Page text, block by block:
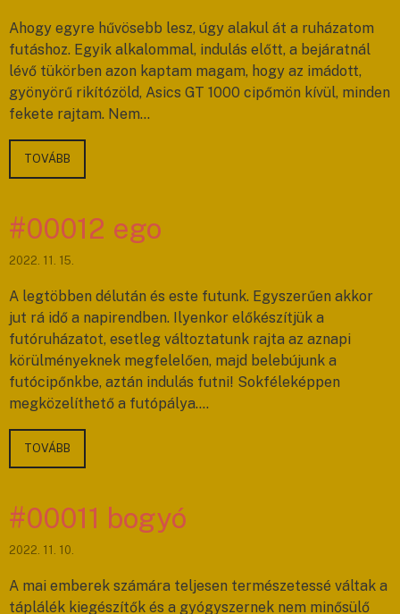
Ahogy egyre hűvösebb lesz, úgy alakul át a ruházatom
futáshoz. Egyik alkalommal, indulás előtt, a bejáratnál
lévő tükörben azon kaptam magam, hogy az imádott,
gyönyörű rikítózöld, Asics GT 1000 cipőmön kívül, minden
fekete rajtam. Nem…
TOVÁBB
#00012 ego
2022. 11. 15.
A legtöbben délután és este futunk. Egyszerűen akkor
jut rá idő a napirendben. Ilyenkor előkészítjük a
futóruházatot, esetleg változtatunk rajta az aznapi
körülményeknek megfelelően, majd belebújunk a
futócipőnkbe, aztán indulás futni! Sokféleképpen
megközelíthető a futópálya….
TOVÁBB
#00011 bogyó
2022. 11. 10.
A mai emberek számára teljesen természetessé váltak a
táplálék kiegészítők és a gyógyszernek nem minősülő